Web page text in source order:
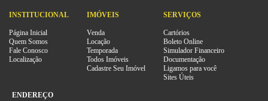
INSTITUCIONAL
Página Inicial
Quem Somos
Fale Conosco
Localização
IMÓVEIS
Venda
Locação
Temporada
Todos Imóveis
Cadastre Seu Imóvel
SERVIÇOS
Cartórios
Boleto Online
Simulador Financeiro
Documentação
Ligamos para você
Sites Úteis
ENDEREÇO